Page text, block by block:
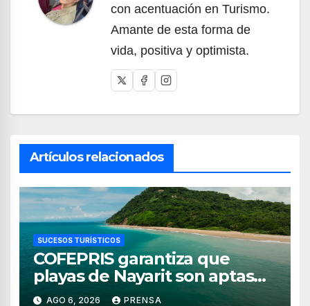
con acentuación en Turismo.
Amante de esta forma de
vida, positiva y optimista.
Artículos relacionados
SUCESOS TURÍSTICOS
COFEPRIS garantiza que
playas de Nayarit son aptas
para uso recreativo
AGO 6, 2026 PRENSA